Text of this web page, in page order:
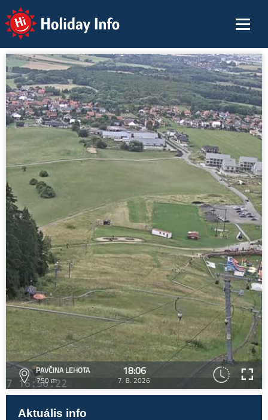
Holiday Info
PAVČINA LEHOTA
750 m
18:06
7. 8. 2026
Aktuális info